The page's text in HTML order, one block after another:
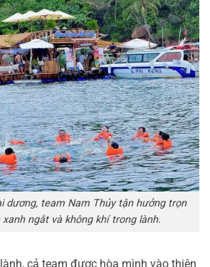
dương, team Nam Thủy tận hưởng trọn
xanh ngắt và không khí trong lành.
cả team được hòa mình vào thiên